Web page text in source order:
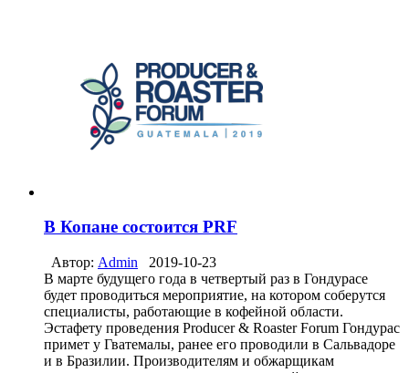
В Копане состоится PRF
Автор: Admin
2019-10-23
В марте будущего года в четвертый раз в Гондурасе
будет проводиться мероприятие, на котором соберутся
специалисты, работающие в кофейной области.
Эстафету проведения Producer & Roaster Forum Гондурас
примет у Гватемалы, ранее его проводили в Сальвадоре
и в Бразилии. Производителям и обжарщикам